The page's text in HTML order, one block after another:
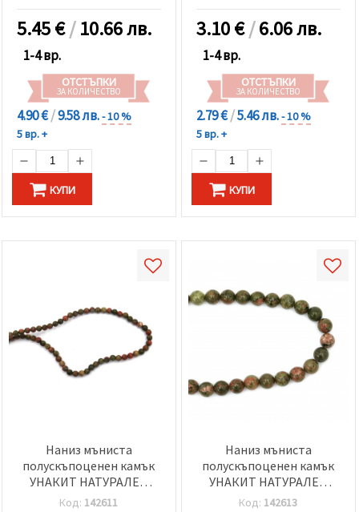
5.45€/10.66 лв.
1-4 вр.
ОТСТЪПКИ
ЗА КОЛИЧЕСТВО
4.90 €/9.58 лв.- 10 %
5 вр. +
КУПИ
3.10€/6.06 лв.
1-4 вр.
ОТСТЪПКИ
ЗА КОЛИЧЕСТВО
2.79 €/5.46 лв.- 10 %
5 вр. +
КУПИ
Наниз мъниста
полускъпоценен камък
УНАКИТ НАТУРАЛЕН
топче 4 мм ±85 броя
Код: 142611
Наниз мъниста
полускъпоценен камък
УНАКИТ НАТУРАЛЕН
топче 8 мм ±48 броя
Код: 142613